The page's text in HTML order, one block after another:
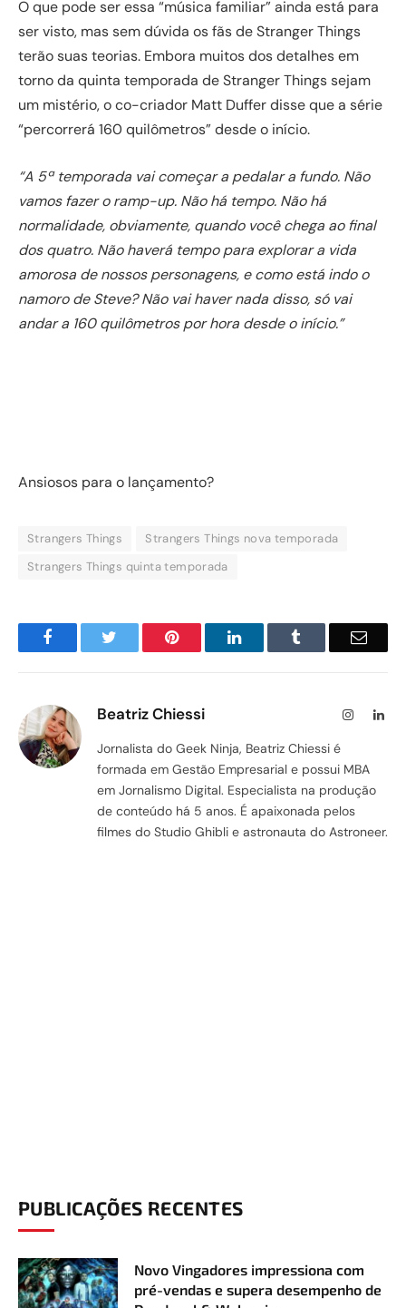
O que pode ser essa “música familiar” ainda está para
ser visto, mas sem dúvida os fãs de Stranger Things
terão suas teorias. Embora muitos dos detalhes em
torno da quinta temporada de Stranger Things sejam
um mistério, o co-criador Matt Duffer disse que a série
“percorrerá 160 quilômetros” desde o início.
“A 5ª temporada vai começar a pedalar a fundo. Não
vamos fazer o ramp-up. Não há tempo. Não há
normalidade, obviamente, quando você chega ao final
dos quatro. Não haverá tempo para explorar a vida
amorosa de nossos personagens, e como está indo o
namoro de Steve? Não vai haver nada disso, só vai
andar a 160 quilômetros por hora desde o início.”
Ansiosos para o lançamento?
Strangers Things
Strangers Things nova temporada
Strangers Things quinta temporada
Facebook Pinterest LinkedIn Email
Beatriz Chiessi Instagram
Jornalista do Geek Ninja, Beatriz Chiessi é
formada em Gestão Empresarial e possui MBA
em Jornalismo Digital. Especialista na produção
de conteúdo há 5 anos. É apaixonada pelos
filmes do Studio Ghibli e astronauta do Astroneer.
PUBLICAÇÕES RECENTES
Novo Vingadores impressiona com
pré-vendas e supera desempenho de